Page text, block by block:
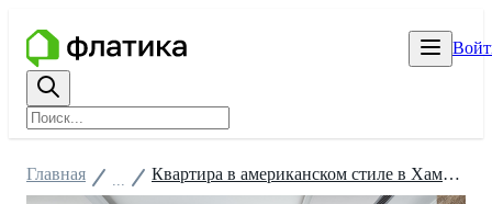
Главная Квартира в американском стиле в Хамовниках